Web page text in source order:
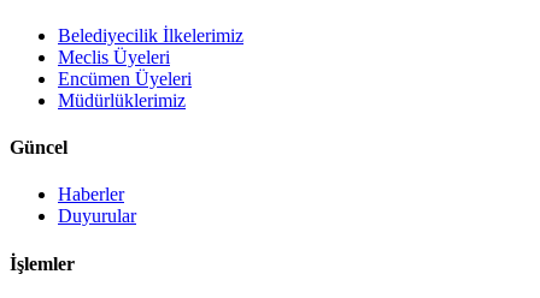
Belediyecilik İlkelerimiz
Meclis Üyeleri
Encümen Üyeleri
Müdürlüklerimiz
Güncel
Haberler
Duyurular
İşlemler